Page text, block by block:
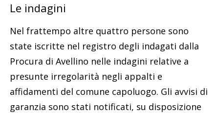
Le indagini
Nel frattempo altre quattro persone sono
state iscritte nel registro degli indagati dalla
Procura di Avellino nelle indagini relative a
presunte irregolarità negli appalti e
affidamenti del comune capoluogo. Gli avvisi di
garanzia sono stati notificati, su disposizione